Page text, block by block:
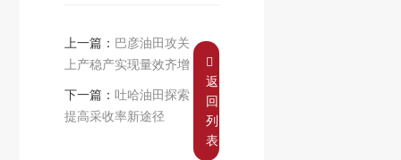
上一篇： 巴彦油田攻关
上产稳产实现量效齐增
下一篇： 吐哈油田探索
提高采收率新途径
返
回
列
表